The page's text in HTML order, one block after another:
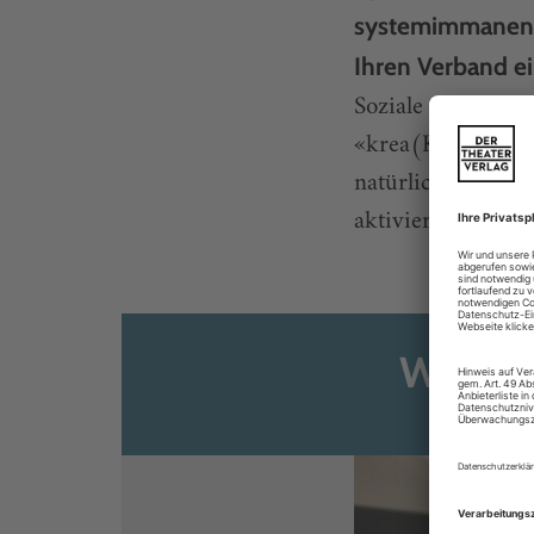
Ihren Verband
Soziale
«krea(K)tiv» ist
natürlich, um
aktivieren. Die